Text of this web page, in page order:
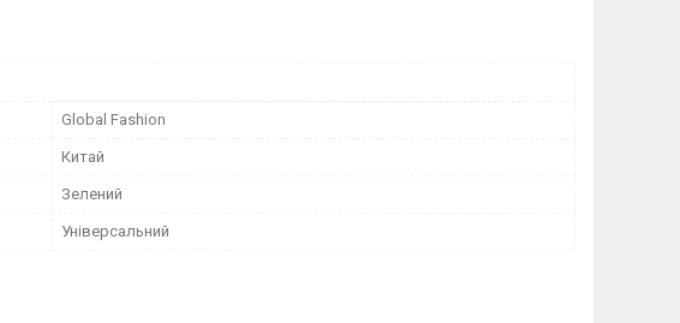
Global Fashion
Китай
Зелений
Універсальний